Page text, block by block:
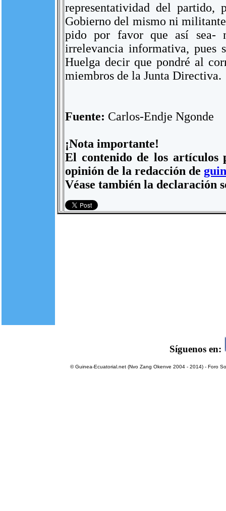
representatividad del
Gobierno del mismo ni
pido por favor que así sea-
irrelevancia informativa, pues
Huelga decir que pondré al
miembros de la Junta Directiva.
Fuente: Carlos-Endje Ngonde
¡Nota importante!
El contenido de los artículos
opinión de la redacción de
Véase también la declaración
Síguenos en:
© Guinea-Ecuatorial.net (Nvo Zang Okenve 2004 - 2014) - Foro